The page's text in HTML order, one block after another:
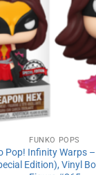
FUNKO POPS
Pop! Infinity Warps
Edition), Vinyl